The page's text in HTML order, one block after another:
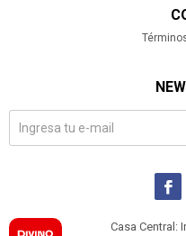

Casa Central: